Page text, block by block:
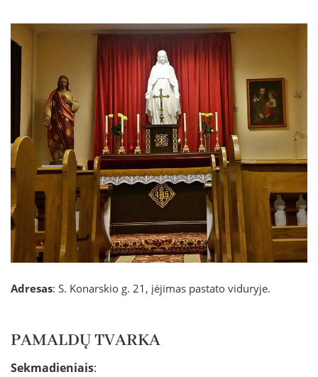
Adresas: S. Konarskio g. 21, įėjimas pastato viduryje.
PAMALDŲ TVARKA
Sekmadieniais: